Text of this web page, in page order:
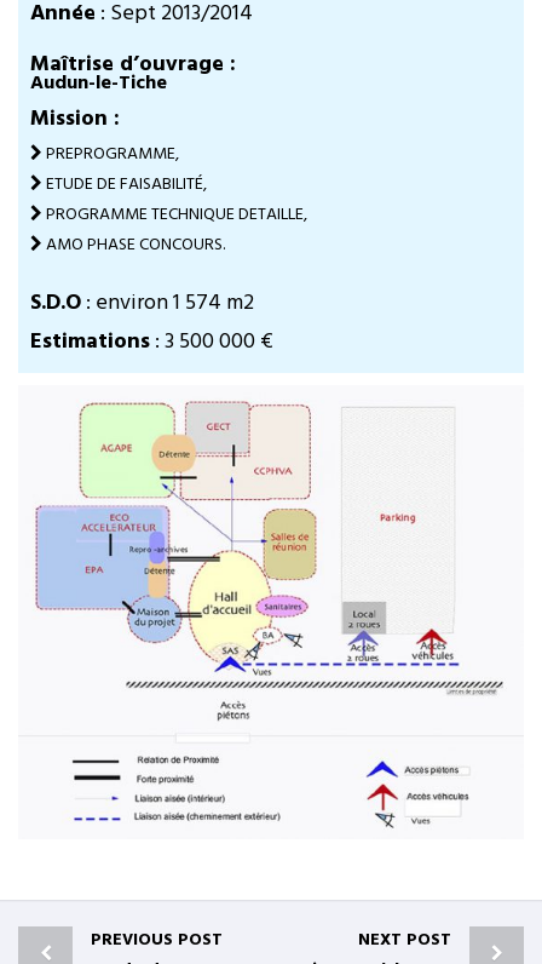
Année : Sept 2013/2014
Maîtrise d’ouvrage :
Audun-le-Tiche
Mission :
PREPROGRAMME,
ETUDE DE FAISABILITÉ,
PROGRAMME TECHNIQUE DETAILLE,
AMO PHASE CONCOURS.
S.D.O: environ 1 574 m2
Estimations: 3 500 000 €
PREVIOUS POST NEXT POST